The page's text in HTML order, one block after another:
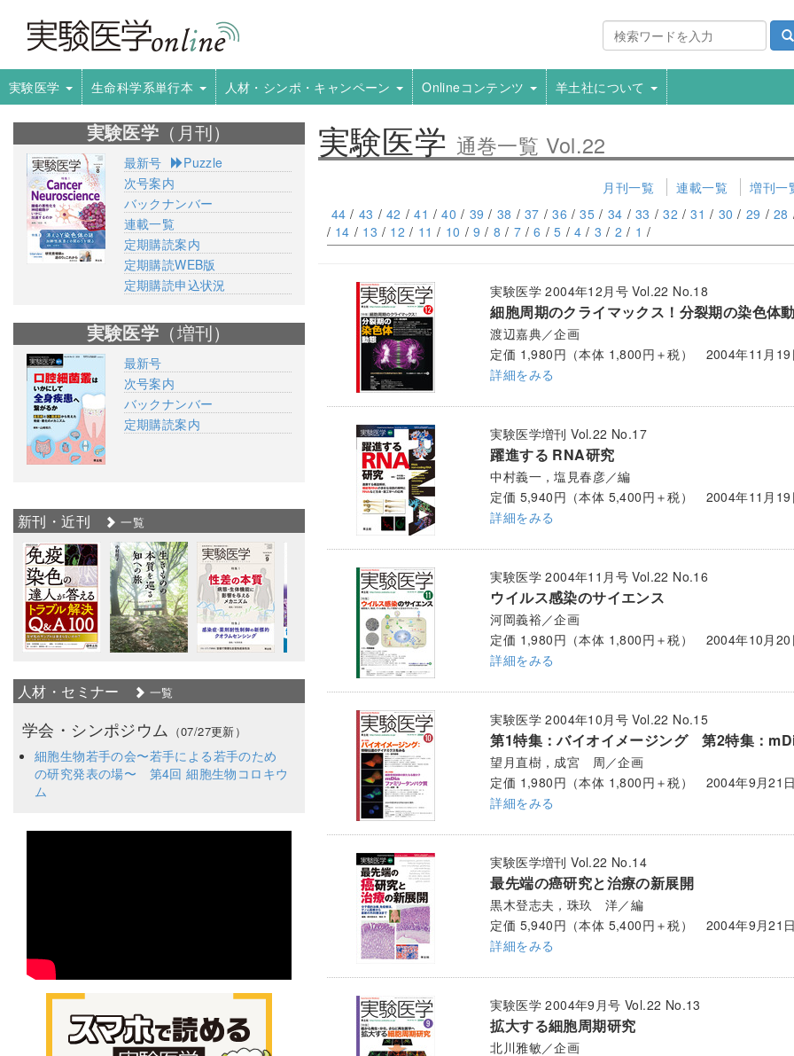
実験医学 生命科学系単行本 人材・シンポ・キャンペーン Onlineコンテンツ 羊土社について
実験医学 通巻一覧 Vol.22
月刊一覧 連載一覧 増刊一
44 / 43 / 42 / 41 / 40 / 39 / 38 / 37 / 36 / 35 / 34 / 33 / 32 / 31 / 30 / 29 / 28
/ 14 / 13 / 12 / 11 / 10 / 9 / 8 / 7 / 6 / 5 / 4 / 3 / 2 / 1 /
実験医学 2004年12月号 Vol.22 No.18
細胞周期のクライマックス！分裂期の染色体
渡辺嘉典／企画
定価 1,980円（本体 1,800円＋税） 2004年11月19
詳細をみる
実験医学増刊 Vol.22 No.17
躍進する RNA研究
中村義一，塩見春彦／編
定価 5,940円（本体 5,400円＋税） 2004年11月19
詳細をみる
実験医学 2004年11月号 Vol.22 No.16
ウイルス感染のサイエンス
河岡義裕／企画
定価 1,980円（本体 1,800円＋税） 2004年10月20
詳細をみる
実験医学 2004年10月号 Vol.22 No.15
第1特集：バイオイメージング 第2特集：
望月直樹，成宮 周／企画
定価 1,980円（本体 1,800円＋税） 2004年9月21
詳細をみる
実験医学増刊 Vol.22 No.14
最先端の癌研究と治療の新展開
黒木登志夫，珠玖 洋／編
定価 5,940円（本体 5,400円＋税） 2004年9月21
詳細をみる
実験医学 2004年9月号 Vol.22 No.13
拡大する細胞周期研究
北川雅敏／企画
実験医学 （月刊）
最新号
Puzzle
次号案内
バックナンバー
連載一覧
定期購読案内
定期購読WEB版
定期購読申込状況
実験医学 （増刊）
最新号
次号案内
バックナンバー
定期購読案内
新刊・近刊 一覧
人材・セミナー 一覧
学会・シンポジウム （07/27更新）
細胞生物若手の会〜若手による若手のため
の研究発表の場〜 第4回 細胞生物コロキウ
ム